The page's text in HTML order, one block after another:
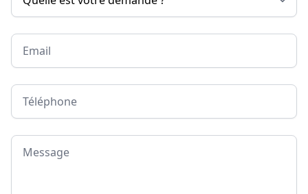
Email
Téléphone
Message